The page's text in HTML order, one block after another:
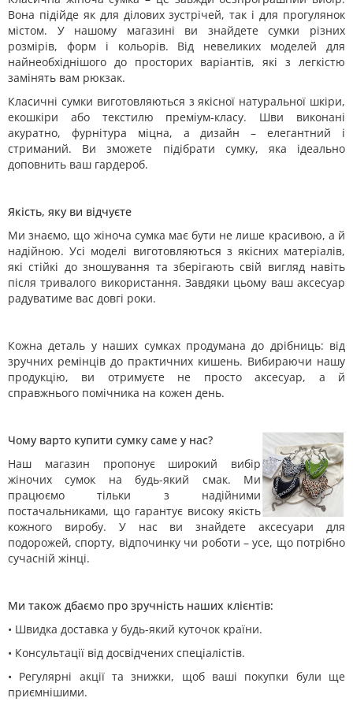
Вона підійде як для ділових зустрічей, так і для прогулянок
містом. У нашому магазині ви знайдете сумки різних
розмірів, форм і кольорів. Від невеликих моделей для
найнеобхіднішого до просторих варіантів, які з легкістю
замінять вам рюкзак.
Класичні сумки виготовляються з якісної натуральної шкіри,
екошкіри або текстилю преміум-класу. Шви виконані
акуратно, фурнітура міцна, а дизайн – елегантний і
стриманий. Ви зможете підібрати сумку, яка ідеально
доповнить ваш гардероб.
Якість, яку ви відчуєте
Ми знаємо, що жіноча сумка має бути не лише красивою, а й
надійною. Усі моделі виготовляються з якісних матеріалів,
які стійкі до зношування та зберігають свій вигляд навіть
після тривалого використання. Завдяки цьому ваш аксесуар
радуватиме вас довгі роки.
Кожна деталь у наших сумках продумана до дрібниць: від
зручних ремінців до практичних кишень. Вибираючи нашу
продукцію, ви отримуєте не просто аксесуар, а й
справжнього помічника на кожен день.
Чому варто купити сумку саме у нас?
Наш магазин пропонує широкий вибір
жіночих сумок на будь-який смак. Ми
працюємо тільки з надійними
постачальниками, що гарантує високу якість
кожного виробу. У нас ви знайдете аксесуари для
подорожей, спорту, відпочинку чи роботи – усе, що потрібно
сучасній жінці.
Ми також дбаємо про зручність наших клієнтів:
• Швидка доставка у будь-який куточок країни.
• Консультації від досвідчених спеціалістів.
• Регулярні акції та знижки, щоб ваші покупки були ще
приємнішими.